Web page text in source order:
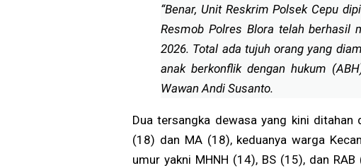
“Benar, Unit Reskrim Polsek Cepu
Resmob Polres Blora telah berhasil
2026. Total ada tujuh orang yang
anak berkonflik dengan hukum
Wawan Andi Susanto.
Dua tersangka dewasa yang kini
(18) dan MA (18), keduanya warga
umur yakni MHNH (14), BS (15), dan